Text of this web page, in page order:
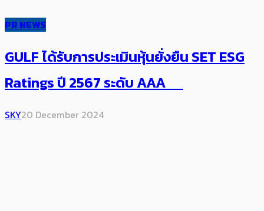
PR NEWS
GULF ได้รับการประเมินหุ้นยั่งยืน SET ESG
Ratings ปี 2567 ระดับ AAA
SKY20 December 2024